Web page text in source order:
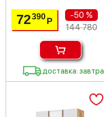
72390Р
-50 %
144 780
доставка: завтра